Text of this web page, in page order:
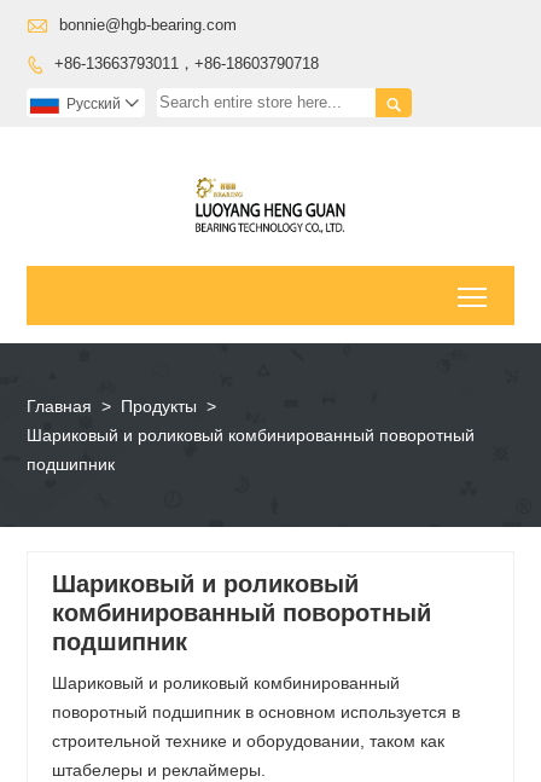
 bonnie@hgb-bearing.com
 +86-13663793011，+86-18603790718

Pусский 
Главная > Продукты >
Шариковый и роликовый комбинированный поворотный
подшипник
Шариковый и роликовый
комбинированный поворотный
подшипник
Шариковый и роликовый комбинированный
поворотный подшипник в основном используется в
строительной технике и оборудовании, таком как
штабелеры и реклаймеры.